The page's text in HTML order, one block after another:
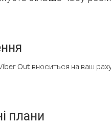
Out вноситься на ваш
плани